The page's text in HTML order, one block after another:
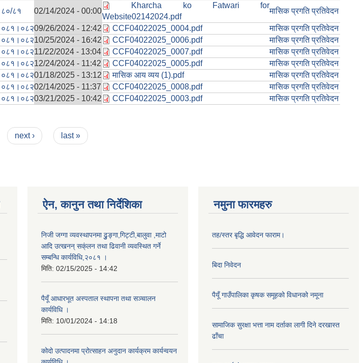
८०/८१ 02/14/2024 - 00:00
Kharcha ko Fatwari for
Website02142024.pdf
मासिक प्रगति प्रतिवेदन
०८१।०८२09/26/2024 - 12:42 CCF04022025_0004.pdf मासिक प्रगति प्रतिवेदन
०८१।०८२10/25/2024 - 16:42 CCF04022025_0006.pdf मासिक प्रगति प्रतिवेदन
०८१।०८२11/22/2024 - 13:04 CCF04022025_0007.pdf मासिक प्रगति प्रतिवेदन
०८१।०८२12/24/2024 - 11:42 CCF04022025_0005.pdf मासिक प्रगति प्रतिवेदन
०८१।०८२01/18/2025 - 13:12 मासिक आय व्यय (1).pdf मासिक प्रगति प्रतिवेदन
०८१।०८२02/14/2025 - 11:37 CCF04022025_0008.pdf मासिक प्रगति प्रतिवेदन
०८१।०८२03/21/2025 - 10:42 CCF04022025_0003.pdf
मासिक प्रगति प्रतिवेदन
next › last »
ऐन, कानुन तथा निर्देशिका
निजी जग्गा व्यवस्थापनमा ढुुङ्गा,गिट्टी,बालुवा ,माटो
आदि उत्खनन् सक्ंलन तथा ढिवानी व्यवस्थित गर्ने
सम्बन्धि कार्यविधि,२०८१ ।
मिति: 02/15/2025 - 14:42
पैयूँ आधारभूत अस्पताल स्थापना तथा सञ्चालन
कार्यविधि ।
मिति: 10/01/2024 - 14:18
कोदो उत्पादनमा प्रोत्साहन अनुदान कार्यक्रम कार्यन्वयन
नमुना फारमहरु
तह/स्तर बृद्धि आवेदन फाराम।
बिदा निवेदन
पैयूँ गाउँपालिका कृषक समूहको विधानको नमूना
सामाजिक सुरक्षा भत्ता नाम दर्ताका लागी दिने दरखास्त
ढाँचा